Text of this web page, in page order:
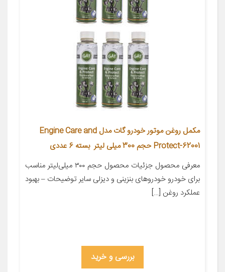
مکمل روغن موتور خودرو گات مدل Engine Care and
Protect-62001 حجم 300 میلی لیتر بسته 6 عددی
معرفی محصول جزئیات محصول حجم ۳۰۰ میلی‌لیتر مناسب
برای خودرو خودروهای بنزینی و دیزلی سایر توضیحات – بهبود
عملکرد روغن […]
بررسی و خرید